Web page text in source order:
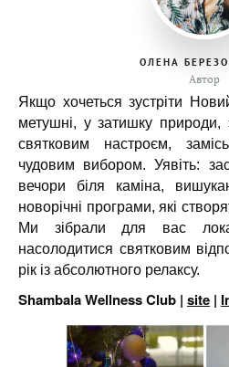
ОЛЕНА
Автор
Якщо хочеться зустріти
метушні, у затишку природи,
святковим настроєм,
чудовим вибором. Уявіть:
вечори біля каміна,
новорічні програми, які
Ми зібрали для вас
насолодитися святковим
рік із абсолютного релаксу.
Shambala Wellness Club | site |